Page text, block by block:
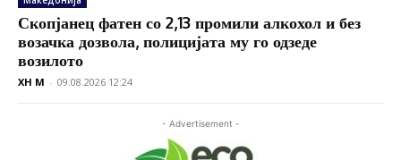
Скопјанец фатен со 2,13 промили алкохол и без
возачка дозвола, полицијата му го одзеде
возилото
XH M - 09.08.2026 12:24
- Advertisement -